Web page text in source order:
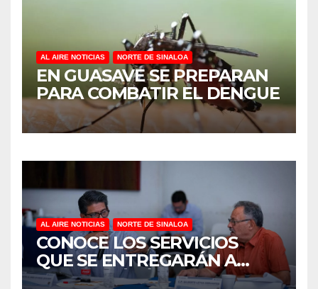
AL AIRE NOTICIAS NORTE DE SINALOA
EN GUASAVE SE PREPARAN
PARA COMBATIR EL DENGUE
AL AIRE NOTICIAS NORTE DE SINALOA
CONOCE LOS SERVICIOS
QUE SE ENTREGARÁN A
JUAN JOSÉ RÍOS